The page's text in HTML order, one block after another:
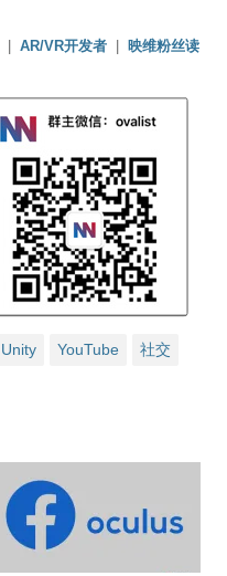
| AR/VR开发者 | 映维粉丝读
Unity YouTube 社交